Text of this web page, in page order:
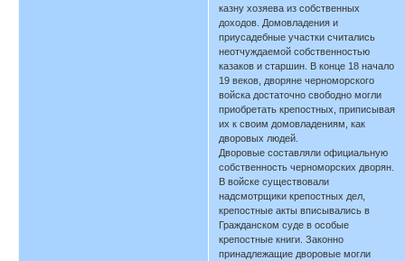
казну хозяева из собственных
доходов. Домовладения и
приусадебные участки считались
неотчуждаемой собственностью
казаков и старшин. В конце 18 начало
19 веков, дворяне черноморского
войска достаточно свободно могли
приобретать крепостных, приписывая
их к своим домовладениям, как
дворовых людей.
Дворовые составляли официальную
собственность черноморских дворян.
В войске существовали
надсмотрщики крепостных дел,
крепостные акты вписывались в
Гражданском суде в особые
крепостные книги. Законно
принадлежащие дворовые могли